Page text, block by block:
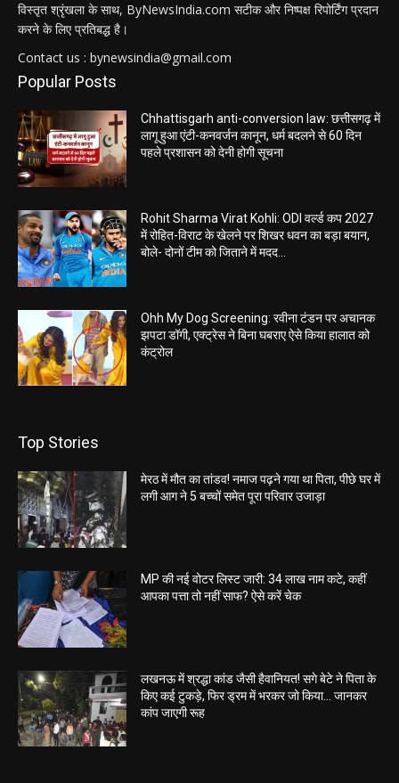
विस्तृत श्रृंखला के साथ, ByNewsIndia.com सटीक और निष्पक्ष रिपोर्टिंग प्रदान
करने के लिए प्रतिबद्ध है।
Contact us : bynewsindia@gmail.com
Popular Posts
Chhattisgarh anti-conversion law: छत्तीसगढ़ में
लागू हुआ एंटी-कनवर्जन कानून, धर्म बदलने से 60 दिन
पहले प्रशासन को देनी होगी सूचना
Rohit Sharma Virat Kohli: ODI वर्ल्ड कप 2027
में रोहित-विराट के खेलने पर शिखर धवन का बड़ा बयान,
बोले- दोनों टीम को जिताने में मदद...
Ohh My Dog Screening: रवीना टंडन पर अचानक
झपटा डॉगी, एक्ट्रेस ने बिना घबराए ऐसे किया हालात को
कंट्रोल
Top Stories
मेरठ में मौत का तांडव! नमाज पढ़ने गया था पिता, पीछे घर में
लगी आग ने 5 बच्चों समेत पूरा परिवार उजाड़ा
MP की नई वोटर लिस्ट जारी: 34 लाख नाम कटे, कहीं
आपका पत्ता तो नहीं साफ? ऐसे करें चेक
लखनऊ में श्रद्धा कांड जैसी हैवानियत! सगे बेटे ने पिता के
किए कई टुकड़े, फिर ड्रम में भरकर जो किया… जानकर
कांप जाएगी रूह